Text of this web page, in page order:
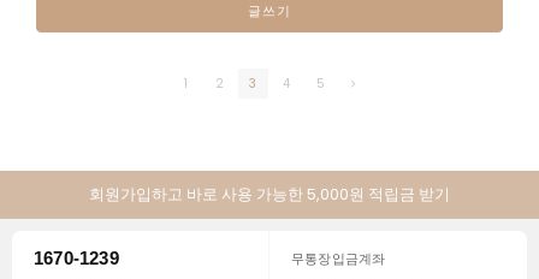
글쓰기
1 2 3 4 5
회원가입하고 바로 사용 가능한 5,000원 적립금 받기
1670-1239 무통장입금계좌